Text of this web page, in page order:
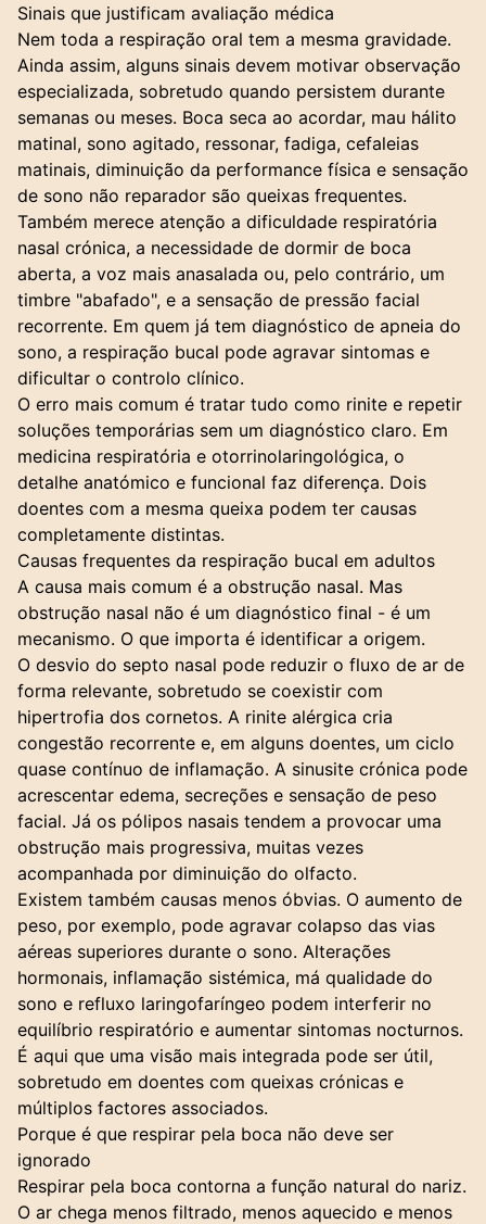
Sinais que justificam avaliação médica
Nem toda a respiração oral tem a mesma gravidade.
Ainda assim, alguns sinais devem motivar observação
especializada, sobretudo quando persistem durante
semanas ou meses. Boca seca ao acordar, mau hálito
matinal, sono agitado, ressonar, fadiga, cefaleias
matinais, diminuição da performance física e sensação
de sono não reparador são queixas frequentes.
Também merece atenção a dificuldade respiratória
nasal crónica, a necessidade de dormir de boca
aberta, a voz mais anasalada ou, pelo contrário, um
timbre "abafado", e a sensação de pressão facial
recorrente. Em quem já tem diagnóstico de apneia do
sono, a respiração bucal pode agravar sintomas e
dificultar o controlo clínico.
O erro mais comum é tratar tudo como rinite e repetir
soluções temporárias sem um diagnóstico claro. Em
medicina respiratória e otorrinolaringológica, o
detalhe anatómico e funcional faz diferença. Dois
doentes com a mesma queixa podem ter causas
completamente distintas.
Causas frequentes da respiração bucal em adultos
A causa mais comum é a obstrução nasal. Mas
obstrução nasal não é um diagnóstico final - é um
mecanismo. O que importa é identificar a origem.
O desvio do septo nasal pode reduzir o fluxo de ar de
forma relevante, sobretudo se coexistir com
hipertrofia dos cornetos. A rinite alérgica cria
congestão recorrente e, em alguns doentes, um ciclo
quase contínuo de inflamação. A sinusite crónica pode
acrescentar edema, secreções e sensação de peso
facial. Já os pólipos nasais tendem a provocar uma
obstrução mais progressiva, muitas vezes
acompanhada por diminuição do olfacto.
Existem também causas menos óbvias. O aumento de
peso, por exemplo, pode agravar colapso das vias
aéreas superiores durante o sono. Alterações
hormonais, inflamação sistémica, má qualidade do
sono e refluxo laringofaríngeo podem interferir no
equilíbrio respiratório e aumentar sintomas nocturnos.
É aqui que uma visão mais integrada pode ser útil,
sobretudo em doentes com queixas crónicas e
múltiplos factores associados.
Porque é que respirar pela boca não deve ser
ignorado
Respirar pela boca contorna a função natural do nariz.
O ar chega menos filtrado, menos aquecido e menos